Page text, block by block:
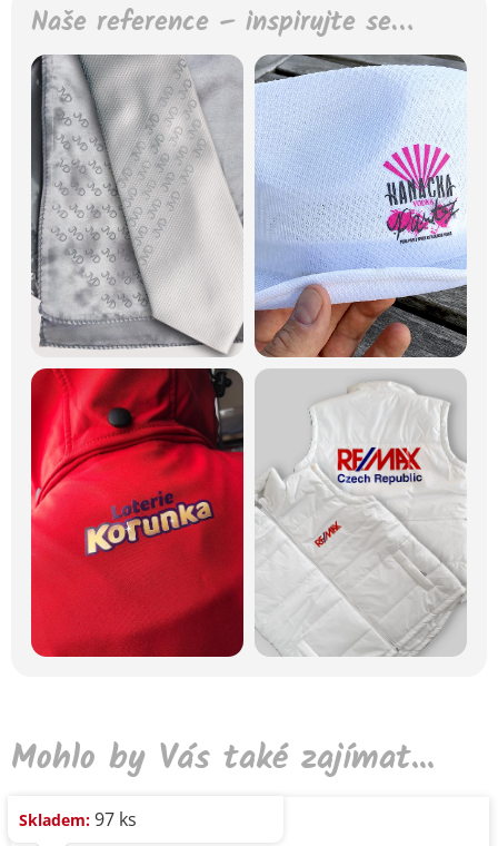
Naše reference – inspirujte se…
Mohlo by Vás také zajímat...
Skladem: 97 ks